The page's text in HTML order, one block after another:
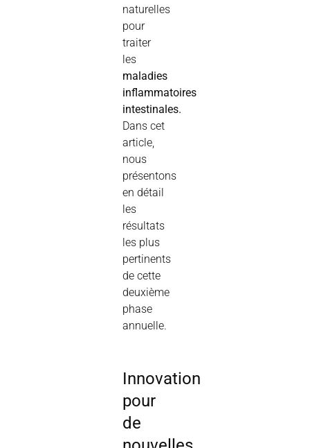
naturelles
pour
traiter
les
maladies
inflammatoires
intestinales.
Dans cet
article,
nous
présentons
en détail
les
résultats
les plus
pertinents
de cette
deuxième
phase
annuelle.
Innovation
pour
de